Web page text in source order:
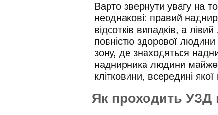
Варто звернути увагу на
неоднакові: правий
відсотків випадків, а
повністю здорової
зону, де знаходяться
наднирника людини майже
клітковини, всередині
Як проходить УЗД